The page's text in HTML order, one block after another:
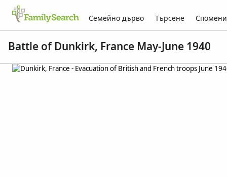
Семейно дърво Търсене Спомени
Battle of Dunkirk, France May-June 1940